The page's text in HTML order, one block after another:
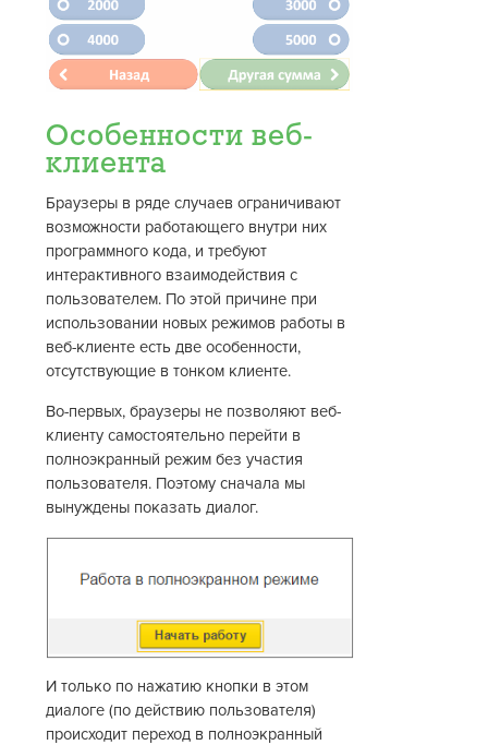
Особенности веб-
клиента
Браузеры в ряде случаев ограничивают
возможности работающего внутри них
программного кода, и требуют
интерактивного взаимодействия с
пользователем. По этой причине при
использовании новых режимов работы в
веб-клиенте есть две особенности,
отсутствующие в тонком клиенте.
Во-первых, браузеры не позволяют веб-
клиенту самостоятельно перейти в
полноэкранный режим без участия
пользователя. Поэтому сначала мы
вынуждены показать диалог.
И только по нажатию кнопки в этом
диалоге (по действию пользователя)
происходит переход в полноэкранный